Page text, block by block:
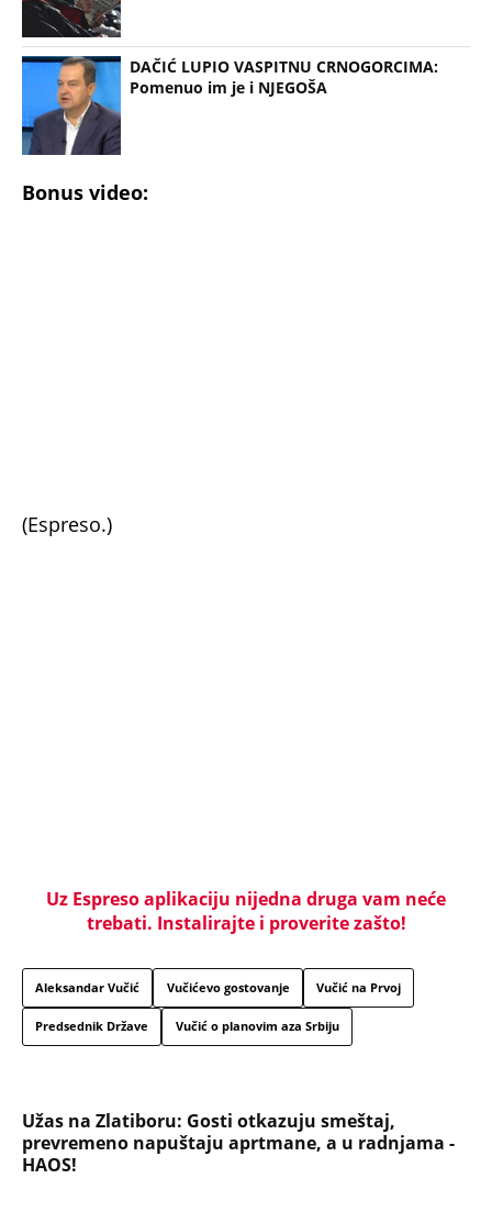
DAČIĆ LUPIO VASPITNU CRNOGORCIMA:
Pomenuo im je i NJEGOŠA
Bonus video:
(Espreso.)
Uz Espreso aplikaciju nijedna druga vam neće
trebati. Instalirajte i proverite zašto!
Aleksandar Vučić Vučićevo gostovanje Vučić na Prvoj
Predsednik Države Vučić o planovim aza Srbiju
Užas na Zlatiboru: Gosti otkazuju smeštaj,
prevremeno napuštaju aprtmane, a u radnjama -
HAOS!